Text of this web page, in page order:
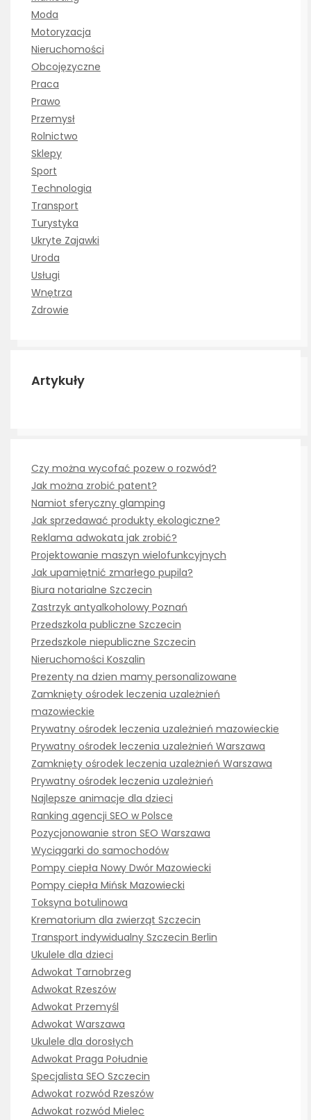
Moda
Motoryzacja
Nieruchomości
Obcojęzyczne
Praca
Prawo
Przemysł
Rolnictwo
Sklepy
Sport
Technologia
Transport
Turystyka
Ukryte Zajawki
Uroda
Usługi
Wnętrza
Zdrowie
Artykuły
Czy można wycofać pozew o rozwód?
Jak można zrobić patent?
Namiot sferyczny glamping
Jak sprzedawać produkty ekologiczne?
Reklama adwokata jak zrobić?
Projektowanie maszyn wielofunkcyjnych
Jak upamiętnić zmarłego pupila?
Biura notarialne Szczecin
Zastrzyk antyalkoholowy Poznań
Przedszkola publiczne Szczecin
Przedszkole niepubliczne Szczecin
Nieruchomości Koszalin
Prezenty na dzien mamy personalizowane
Zamknięty ośrodek leczenia uzależnień
mazowieckie
Prywatny ośrodek leczenia uzależnień mazowieckie
Prywatny ośrodek leczenia uzależnień Warszawa
Zamknięty ośrodek leczenia uzależnień Warszawa
Prywatny ośrodek leczenia uzależnień
Najlepsze animacje dla dzieci
Ranking agencji SEO w Polsce
Pozycjonowanie stron SEO Warszawa
Wyciągarki do samochodów
Pompy ciepła Nowy Dwór Mazowiecki
Pompy ciepła Mińsk Mazowiecki
Toksyna botulinowa
Krematorium dla zwierząt Szczecin
Transport indywidualny Szczecin Berlin
Ukulele dla dzieci
Adwokat Tarnobrzeg
Adwokat Rzeszów
Adwokat Przemyśl
Adwokat Warszawa
Ukulele dla dorosłych
Adwokat Praga Południe
Specjalista SEO Szczecin
Adwokat rozwód Rzeszów
Adwokat rozwód Mielec